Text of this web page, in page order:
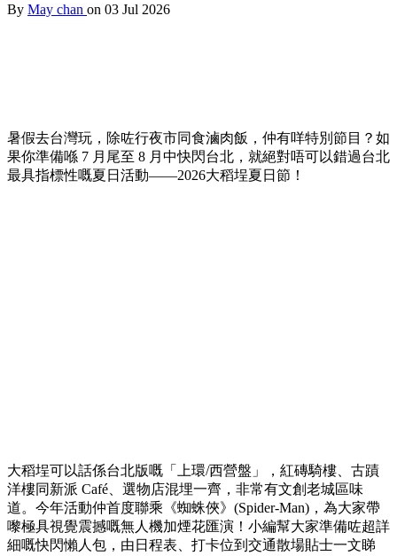
By May chan on 03 Jul 2026
暑假去台灣玩，除咗行夜市同食滷肉飯，仲有咩特別節目？如
果你準備喺 7 月尾至 8 月中快閃台北，就絕對唔可以錯過台北
最具指標性嘅夏日活動——2026大稻埕夏日節！
大稻埕可以話係台北版嘅「上環/西營盤」，紅磚騎樓、古蹟
洋樓同新派 Café、選物店混埋一齊，非常有文創老城區味
道。今年活動仲首度聯乘《蜘蛛俠》(Spider-Man)，為大家帶
嚟極具視覺震撼嘅無人機加煙花匯演！小編幫大家準備咗超詳
細嘅快閃懶人包，由日程表、打卡位到交通散場貼士一文睇